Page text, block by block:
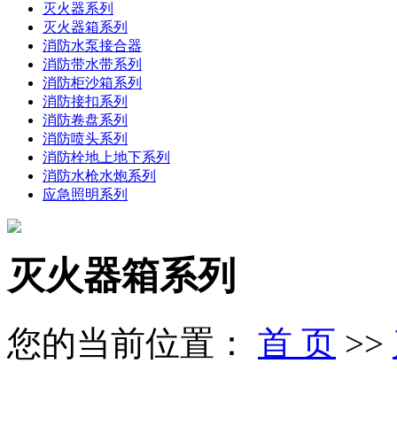
灭火器系列
灭火器箱系列
消防水泵接合器
消防带水带系列
消防柜沙箱系列
消防接扣系列
消防卷盘系列
消防喷头系列
消防栓地上地下系列
消防水枪水炮系列
应急照明系列
灭火器箱系列
您的当前位置： 首 页 >>